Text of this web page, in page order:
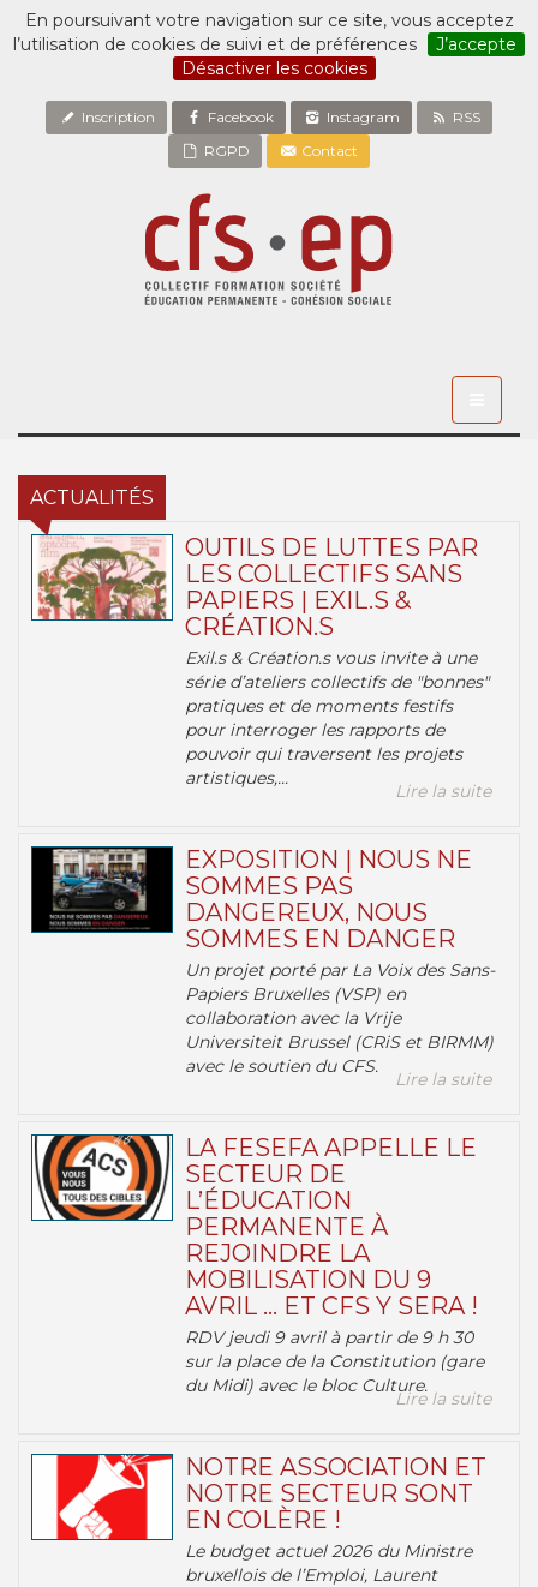
En poursuivant votre navigation sur ce site, vous acceptez
l’utilisation de cookies de suivi et de préférences
J’accepte
Désactiver les cookies
Inscription Facebook Instagram
RSS
RGPD
Contact
ACTUALITÉS
OUTILS DE LUTTES PAR
LES COLLECTIFS SANS
PAPIERS | EXIL.S &
CRÉATION.S
Exil.s & Création.s vous invite à une
série d’ateliers collectifs de "bonnes"
pratiques et de moments festifs
pour interroger les rapports de
pouvoir qui traversent les projets
artistiques,...
Lire la suite
EXPOSITION | NOUS NE
SOMMES PAS
DANGEREUX, NOUS
SOMMES EN DANGER
Un projet porté par La Voix des Sans-
Papiers Bruxelles (VSP) en
collaboration avec la Vrije
Universiteit Brussel (CRiS et BIRMM)
avec le soutien du CFS.
Lire la suite
LA FESEFA APPELLE LE
SECTEUR DE
L’ÉDUCATION
PERMANENTE À
REJOINDRE LA
MOBILISATION DU 9
AVRIL … ET CFS Y SERA !
RDV jeudi 9 avril à partir de 9 h 30
sur la place de la Constitution (gare
du Midi) avec le bloc Culture.
Lire la suite
NOTRE ASSOCIATION ET
NOTRE SECTEUR SONT
EN COLÈRE !
Le budget actuel 2026 du Ministre
bruxellois de l’Emploi, Laurent